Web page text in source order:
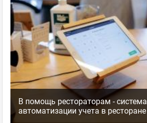
В помощь рестораторам - система
автоматизации учета в ресторане